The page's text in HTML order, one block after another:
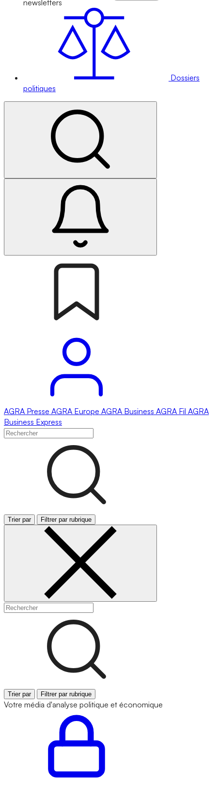
newsletters
Dossiers
politiques
AGRA Presse AGRA Europe AGRA Business AGRA Fil AGRA
Business Express
Trier par Filtrer par rubrique
Trier par Filtrer par rubrique
Votre média d'analyse politique et économique